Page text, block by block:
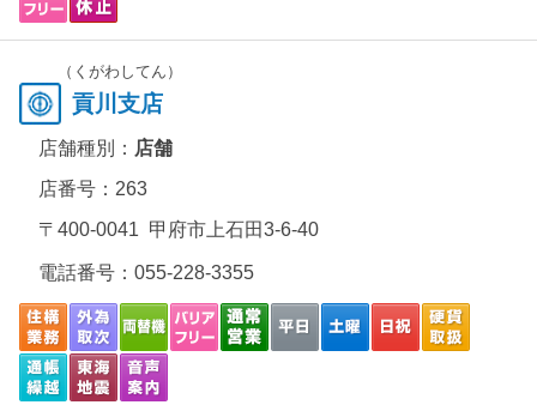
（くがわしてん）
貢川支店
店舗種別： 店舗
店番号：263
〒400-0041 甲府市上石田3-6-40
電話番号： 055-228-3355